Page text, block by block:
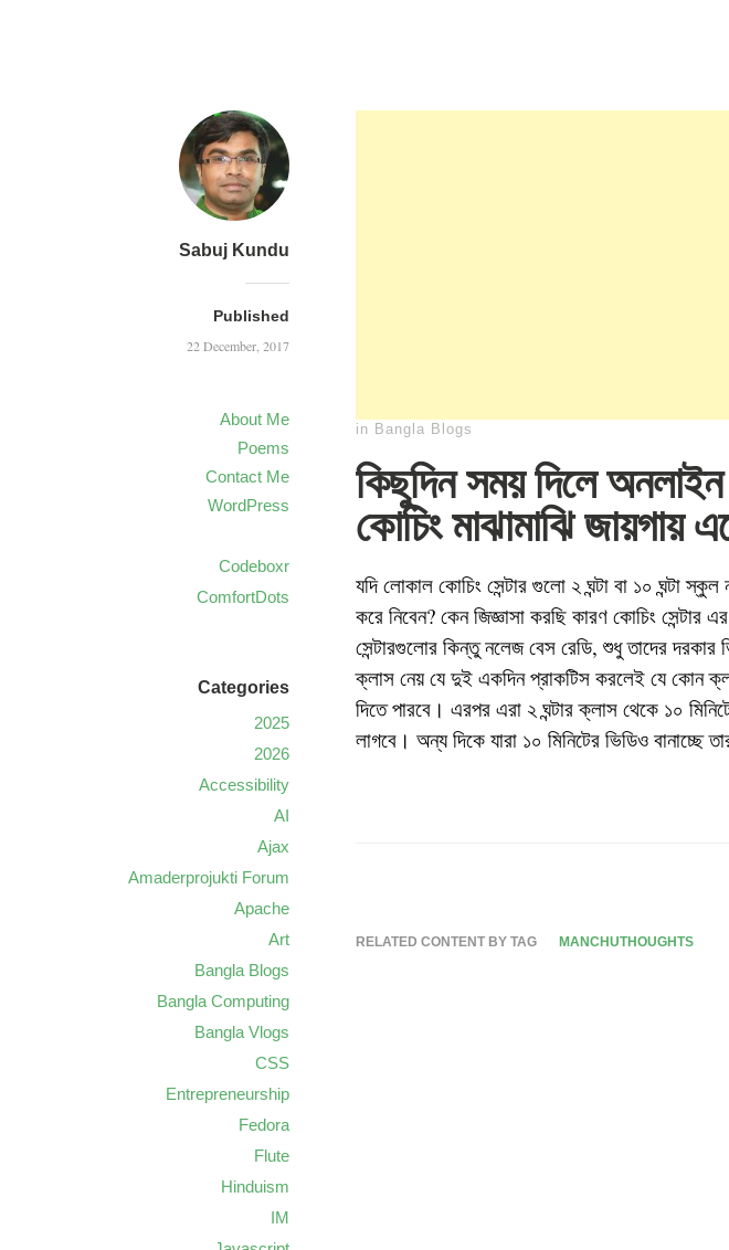
Sabuj Kundu
Published
22 December, 2017
About Me
Poems
Contact Me
WordPress
in Bangla Blogs
কিছুদিন সময় দিলে
কোচিং মাঝামাঝি জায়গায়
যদি লোকাল কোচিং সেন্টার গুলো ২ ঘন্টা বা ১০ ঘন্টা
করে নিবেন? কেন জিজ্ঞাসা করছি কারণ কোচিং
সেন্টারগুলোর কিন্তু নলেজ বেস রেডি, শুধু তাদের দরকার
ক্লাস নেয় যে দুই একদিন প্রাকটিস করলেই যে কোন
দিতে পারবে। এরপর এরা ২ ঘন্টার ক্লাস থেকে ১০
লাগবে। অন্য দিকে যারা ১০ মিনিটের ভিডিও বানাচ্ছে
RELATED CONTENT BY TAG MANCHUTHOUGHTS
Codeboxr
ComfortDots
Categories
2025
2026
Accessibility
AI
Ajax
Amaderprojukti Forum
Apache
Art
Bangla Blogs
Bangla Computing
Bangla Vlogs
CSS
Entrepreneurship
Fedora
Flute
Hinduism
IM